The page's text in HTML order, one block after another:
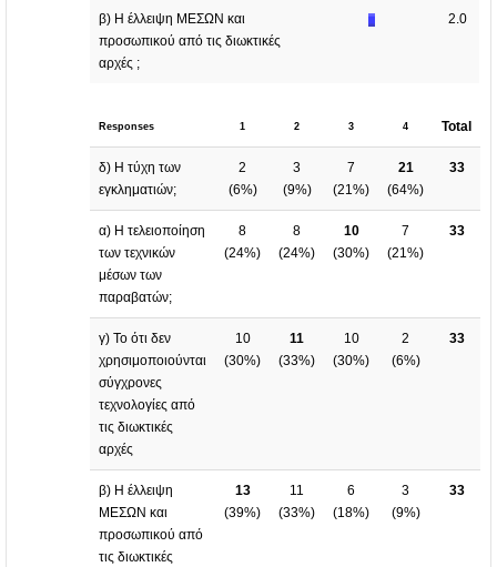
β) Η έλλειψη ΜΕΣΩΝ και
προσωπικού από τις διωκτικές
αρχές ;
2.0
Responses 1 2 3 4 Total
δ) Η τύχη των
εγκληματιών;
2
(6%)
3
(9%)
7
(21%)
21
(64%)
33
α) Η τελειοποίηση
των τεχνικών
μέσων των
παραβατών;
8
(24%)
8
(24%)
10
(30%)
7
(21%)
33
γ) Το ότι δεν
χρησιμοποιούνται
σύγχρονες
τεχνολογίες από
τις διωκτικές
αρχές
10
(30%)
11
(33%)
10
(30%)
2
(6%)
33
β) Η έλλειψη
ΜΕΣΩΝ και
προσωπικού από
τις διωκτικές
13
(39%)
11
(33%)
6
(18%)
3
(9%)
33